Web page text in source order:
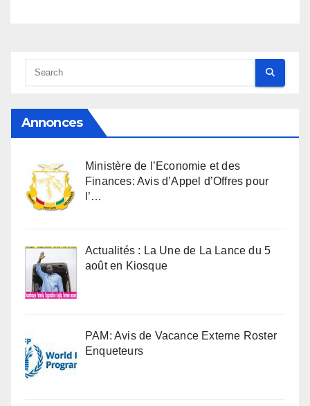
Annonces
Ministère de l’Economie et des
Finances: Avis d’Appel d’Offres pour
l’…
Actualités : La Une de La Lance du 5
août en Kiosque
PAM: Avis de Vacance Externe Roster
Enqueteurs